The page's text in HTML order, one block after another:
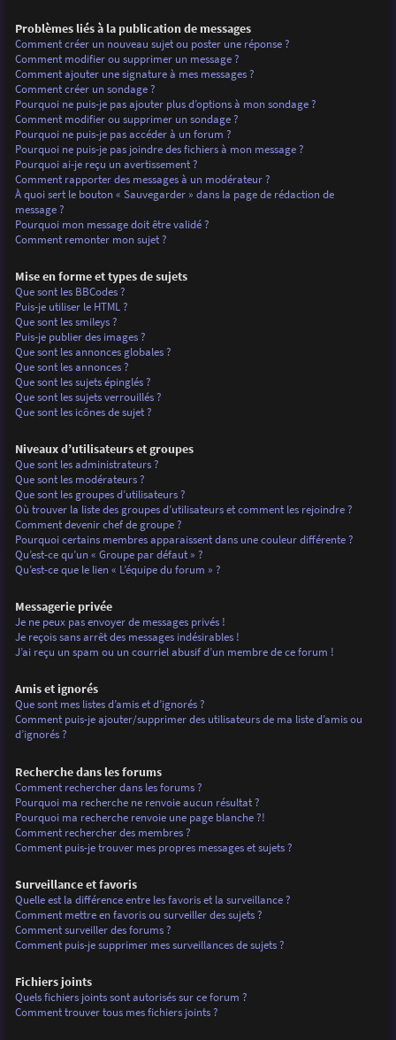
Problèmes liés à la publication de messages
Comment créer un nouveau sujet ou poster une réponse ?
Comment modifier ou supprimer un message ?
Comment ajouter une signature à mes messages ?
Comment créer un sondage ?
Pourquoi ne puis-je pas ajouter plus d’options à mon sondage ?
Comment modifier ou supprimer un sondage ?
Pourquoi ne puis-je pas accéder à un forum ?
Pourquoi ne puis-je pas joindre des fichiers à mon message ?
Pourquoi ai-je reçu un avertissement ?
Comment rapporter des messages à un modérateur ?
À quoi sert le bouton « Sauvegarder » dans la page de rédaction de
message ?
Pourquoi mon message doit être validé ?
Comment remonter mon sujet ?
Mise en forme et types de sujets
Que sont les BBCodes ?
Puis-je utiliser le HTML ?
Que sont les smileys ?
Puis-je publier des images ?
Que sont les annonces globales ?
Que sont les annonces ?
Que sont les sujets épinglés ?
Que sont les sujets verrouillés ?
Que sont les icônes de sujet ?
Niveaux d’utilisateurs et groupes
Que sont les administrateurs ?
Que sont les modérateurs ?
Que sont les groupes d’utilisateurs ?
Où trouver la liste des groupes d’utilisateurs et comment les rejoindre ?
Comment devenir chef de groupe ?
Pourquoi certains membres apparaissent dans une couleur différente ?
Qu’est-ce qu’un « Groupe par défaut » ?
Qu’est-ce que le lien « L’équipe du forum » ?
Messagerie privée
Je ne peux pas envoyer de messages privés !
Je reçois sans arrêt des messages indésirables !
J’ai reçu un spam ou un courriel abusif d’un membre de ce forum !
Amis et ignorés
Que sont mes listes d’amis et d’ignorés ?
Comment puis-je ajouter/supprimer des utilisateurs de ma liste d’amis ou
d’ignorés ?
Recherche dans les forums
Comment rechercher dans les forums ?
Pourquoi ma recherche ne renvoie aucun résultat ?
Pourquoi ma recherche renvoie une page blanche ?!
Comment rechercher des membres ?
Comment puis-je trouver mes propres messages et sujets ?
Surveillance et favoris
Quelle est la différence entre les favoris et la surveillance ?
Comment mettre en favoris ou surveiller des sujets ?
Comment surveiller des forums ?
Comment puis-je supprimer mes surveillances de sujets ?
Fichiers joints
Quels fichiers joints sont autorisés sur ce forum ?
Comment trouver tous mes fichiers joints ?